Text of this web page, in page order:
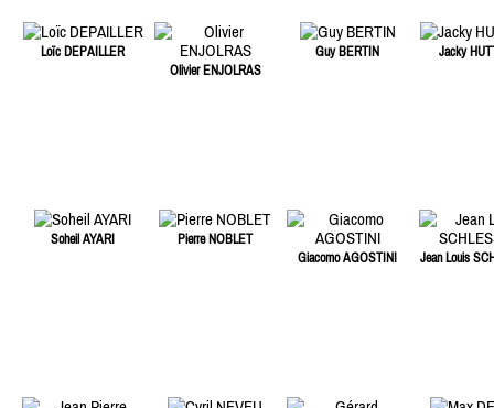
Loïc DEPAILLER
Olivier ENJOLRAS
Guy BERTIN Jacky
Soheil AYARI
Pierre NOBLET
Giacomo AGOSTINI
Jean Louis